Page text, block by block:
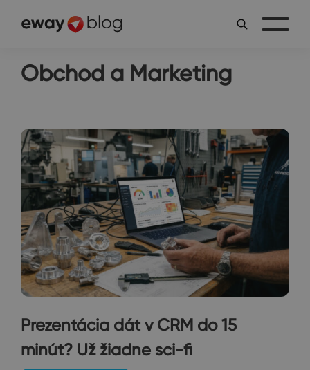
Obchod a Marketing
Prezentácia dát v CRM do 15
minút? Už žiadne sci-fi